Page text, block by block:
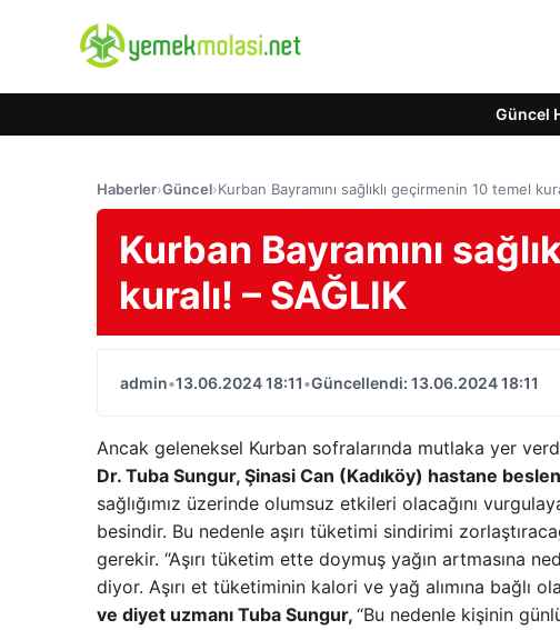
Güncel
Haberler›Güncel›Kurban Bayramını sağlıklı geçirmenin 10 temel
Kurban Bayramını
kuralı! – SAĞLIK
admin•13.06.2024 18:11•Güncellendi: 13.06.2024 18:11
Ancak geleneksel Kurban sofralarında mutlaka yer
Dr. Tuba Sungur, Şinasi Can (Kadıköy) hastane
sağlığımız üzerinde olumsuz etkileri olacağını
besindir. Bu nedenle aşırı tüketimi sindirimi
gerekir. “Aşırı tüketim ette doymuş yağın artmasına
diyor. Aşırı et tüketiminin kalori ve yağ alımına bağlı
ve diyet uzmanı Tuba Sungur, “Bu nedenle kişinin